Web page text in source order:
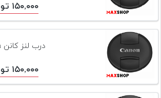
۱۵۰,۰۰۰ تومان
درب لنز کانن 52mm
۱۵۰,۰۰۰ تومان